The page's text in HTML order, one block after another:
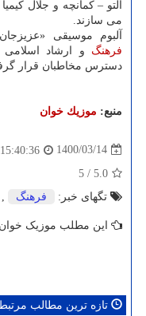
آلتو – کمانچه و جلال
می سازند.
آلبوم موسیقی «عزیزجان» با
فرهنگ
دسترس مخاطبان قرار
منبع: موزیك خوان
1400/03/14
15:40:36
5.0
/
5
تگهای خبر:
فرهنگ
این مطلب موزیک
تازه ترین مطالب